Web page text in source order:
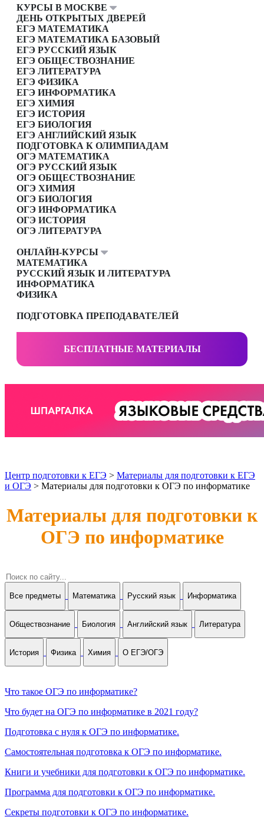
КУРСЫ В МОСКВЕ
ДЕНЬ ОТКРЫТЫХ ДВЕРЕЙ
ЕГЭ МАТЕМАТИКА
ЕГЭ МАТЕМАТИКА БАЗОВЫЙ
ЕГЭ РУССКИЙ ЯЗЫК
ЕГЭ ОБЩЕСТВОЗНАНИЕ
ЕГЭ ЛИТЕРАТУРА
ЕГЭ ФИЗИКА
ЕГЭ ИНФОРМАТИКА
ЕГЭ ХИМИЯ
ЕГЭ ИСТОРИЯ
ЕГЭ БИОЛОГИЯ
ЕГЭ АНГЛИЙСКИЙ ЯЗЫК
ПОДГОТОВКА К ОЛИМПИАДАМ
ОГЭ МАТЕМАТИКА
ОГЭ РУССКИЙ ЯЗЫК
ОГЭ ОБЩЕСТВОЗНАНИЕ
ОГЭ ХИМИЯ
ОГЭ БИОЛОГИЯ
ОГЭ ИНФОРМАТИКА
ОГЭ ИСТОРИЯ
ОГЭ ЛИТЕРАТУРА
ОНЛАЙН-КУРСЫ
МАТЕМАТИКА
РУССКИЙ ЯЗЫК И ЛИТЕРАТУРА
ИНФОРМАТИКА
ФИЗИКА
ПОДГОТОВКА ПРЕПОДАВАТЕЛЕЙ
БЕСПЛАТНЫЕ МАТЕРИАЛЫ
Центр подготовки к ЕГЭ > Материалы для подготовки к ЕГЭ
и ОГЭ > Материалы для подготовки к ОГЭ по информатике
Материалы для подготовки к
ОГЭ по информатике
Все предметы Математика Русский язык Информатика
Обществознание Биология Английский язык Литература
История Физика Химия О ЕГЭ/ОГЭ
Что такое ОГЭ по информатике?
Что будет на ОГЭ по информатике в 2021 году?
Подготовка с нуля к ОГЭ по информатике.
Самостоятельная подготовка к ОГЭ по информатике.
Книги и учебники для подготовки к ОГЭ по информатике.
Программа для подготовки к ОГЭ по информатике.
Секреты подготовки к ОГЭ по информатике.